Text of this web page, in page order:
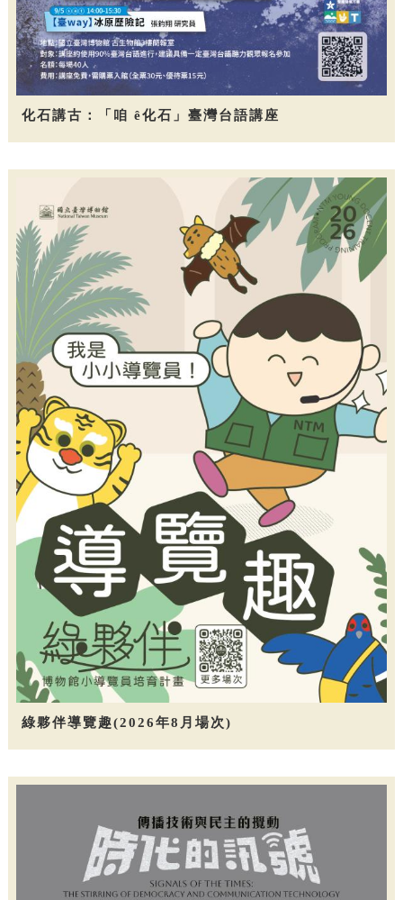
化石講古：「咱 ê化石」臺灣台語講座
綠夥伴導覽趣(2026年8月場次)